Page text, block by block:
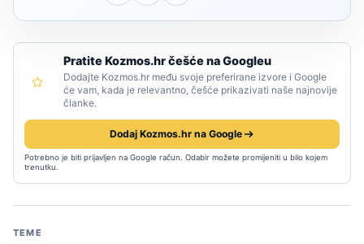
Pratite Kozmos.hr češće na Googleu
Dodajte Kozmos.hr među svoje preferirane izvore i Google
će vam, kada je relevantno, češće prikazivati naše najnovije
članke.
Dodaj Kozmos.hr na Google
Potrebno je biti prijavljen na Google račun. Odabir možete promijeniti u bilo kojem
trenutku.
TEME